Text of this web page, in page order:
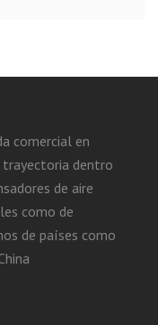
comercial en
trayectoria dentro
de aire
como de
de países como